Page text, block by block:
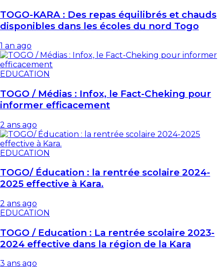
TOGO-KARA : Des repas équilibrés et chauds
disponibles dans les écoles du nord Togo
1 an ago
EDUCATION
TOGO / Médias : Infox, le Fact-Cheking pour
informer efficacement
2 ans ago
EDUCATION
TOGO/ Éducation : la rentrée scolaire 2024-
2025 effective à Kara.
2 ans ago
EDUCATION
TOGO / Education : La rentrée scolaire 2023-
2024 effective dans la région de la Kara
3 ans ago